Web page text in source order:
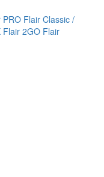
PRO Flair Classic /
Flair 2GO Flair